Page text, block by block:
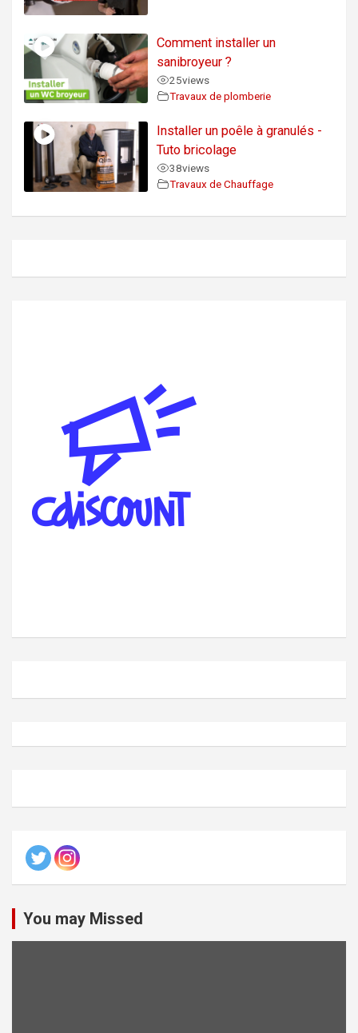
Comment installer un
sanibroyeur ?
25views
Travaux de plomberie
Installer un poêle à granulés -
Tuto bricolage
38views
Travaux de Chauffage
You may Missed